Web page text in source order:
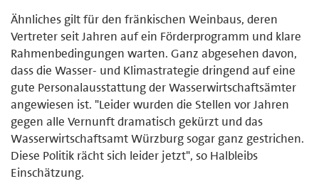
Ähnliches gilt für den fränkischen Weinbaus, deren
Vertreter seit Jahren auf ein Förderprogramm und klare
Rahmenbedingungen warten. Ganz abgesehen davon,
dass die Wasser- und Klimastrategie dringend auf eine
gute Personalausstattung der Wasserwirtschaftsämter
angewiesen ist. "Leider wurden die Stellen vor Jahren
gegen alle Vernunft dramatisch gekürzt und das
Wasserwirtschaftsamt Würzburg sogar ganz gestrichen.
Diese Politik rächt sich leider jetzt", so Halbleibs
Einschätzung.